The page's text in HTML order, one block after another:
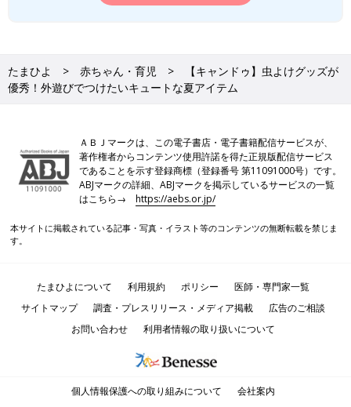
たまひよ 赤ちゃん・育児
【キャンドゥ】虫よけグッズが
優秀！外遊びでつけたいキュートな夏アイテム
ＡＢＪマークは、この電子書店・電子書籍配信サービスが、
著作権者からコンテンツ使用許諾を得た正規版配信サービス
であることを示す登録商標（登録番号 第11091000号）です。
ABJマークの詳細、ABJマークを掲示しているサービスの一覧
はこちら→https://aebs.or.jp/
本サイトに掲載されている記事・写真・イラスト等のコンテンツの無断転載を禁じま
す。
たまひよについて 利用規約 ポリシー
医師・専門家一覧
サイトマップ
調査・プレスリリース・メディア掲載
広告のご相談
お問い合わせ
利用者情報の取り扱いについて
個人情報保護への取り組みについて 会社案内